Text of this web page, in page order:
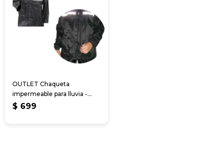
OUTLET Chaqueta
impermeable para lluvia -
reflectivo
$ 699